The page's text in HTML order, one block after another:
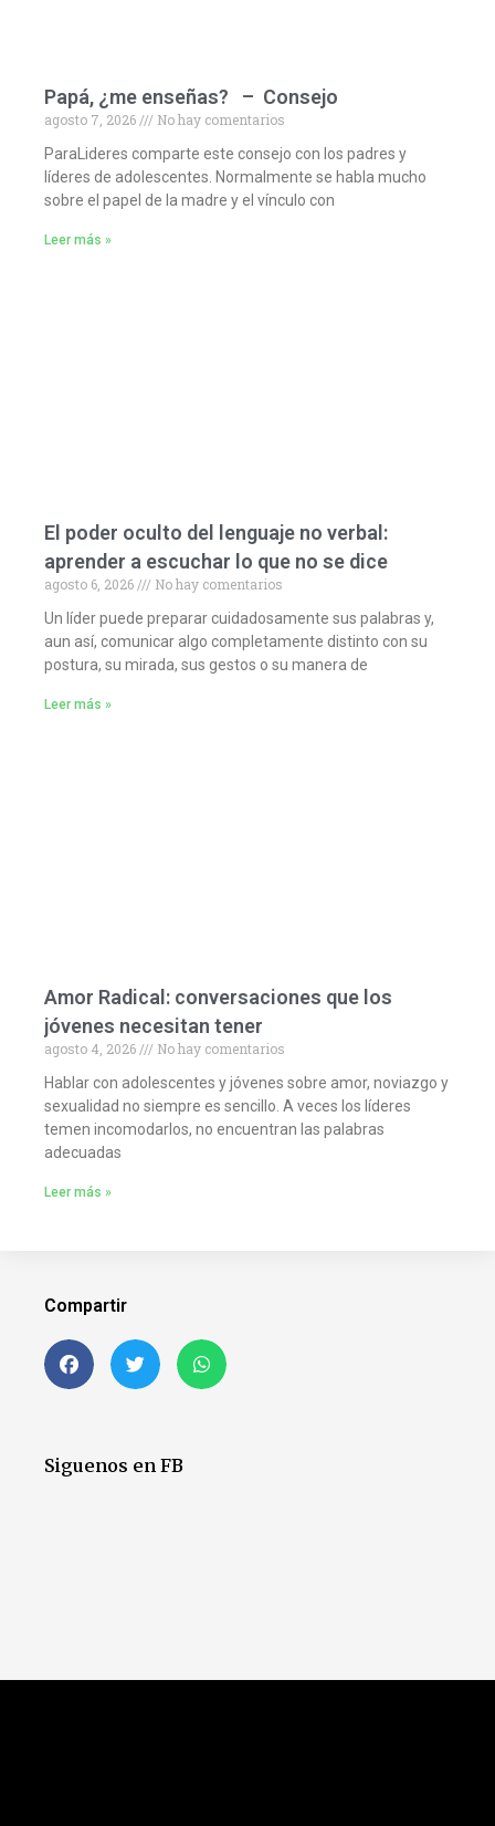
Papá, ¿me enseñas? – Consejo
agosto 7, 2026
No hay comentarios
ParaLideres comparte este consejo con los padres y
líderes de adolescentes. Normalmente se habla mucho
sobre el papel de la madre y el vínculo con
Leer más »
El poder oculto del lenguaje no verbal:
aprender a escuchar lo que no se dice
agosto 6, 2026
No hay comentarios
Un líder puede preparar cuidadosamente sus palabras y,
aun así, comunicar algo completamente distinto con su
postura, su mirada, sus gestos o su manera de
Leer más »
Amor Radical: conversaciones que los
jóvenes necesitan tener
agosto 4, 2026
No hay comentarios
Hablar con adolescentes y jóvenes sobre amor, noviazgo y
sexualidad no siempre es sencillo. A veces los líderes
temen incomodarlos, no encuentran las palabras
adecuadas
Leer más »
Compartir
Siguenos en FB